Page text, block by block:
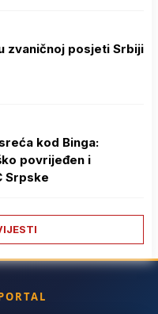
zvaničnoj posjeti Srbiji
kod Binga:
povrijeđen i
Srpske